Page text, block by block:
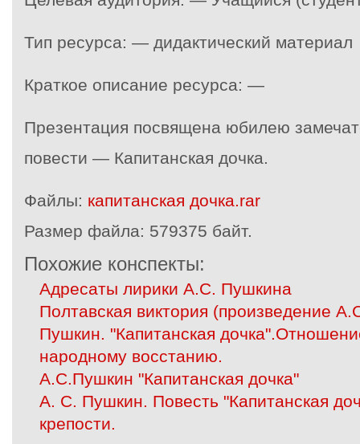
Тип ресурса: — дидактический материал
Краткое описание ресурса: —
Презентация посвящена юбилею
повести — Капитанская дочка.
Файлы: капитанская дочка.rar
Размер файла: 579375 байт.
Похожие конспекты:
Адресаты лирики А.С. Пушкина
Полтавская виктория (произведение
Пушкин. "Капитанская
народному восстанию.
А.С.Пушкин "Капитанская дочка"
А. С. Пушкин. Повесть "Капитанская
крепости.